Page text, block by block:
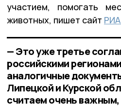
участием, помогать
животных, пишет сайт
— Это уже третье
российскими
аналогичные
Липецкой и Курской
считаем очень важным,